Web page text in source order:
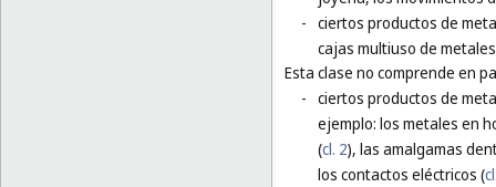
- ciertos productos de
cajas multiuso de
Esta clase no comprende en
- ciertos productos de
ejemplo: los metales en
(cl. 2), las amalgamas
los contactos eléctricos (